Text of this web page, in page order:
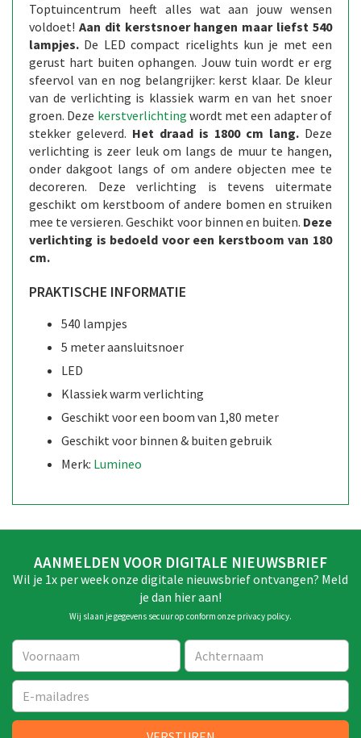
Toptuincentrum heeft alles wat aan jouw wensen
voldoet! Aan dit kerstsnoer hangen maar liefst 540
lampjes. De LED compact ricelights kun je met een
gerust hart buiten ophangen. Jouw tuin wordt er erg
sfeervol van en nog belangrijker: kerst klaar. De kleur
van de verlichting is klassiek warm en van het snoer
groen. Deze kerstverlichting wordt met een adapter of
stekker geleverd. Het draad is 1800 cm lang. Deze
verlichting is zeer leuk om langs de muur te hangen,
onder dakgoot langs of om andere objecten mee te
decoreren. Deze verlichting is tevens uitermate
geschikt om kerstboom of andere bomen en struiken
mee te versieren. Geschikt voor binnen en buiten. Deze
verlichting is bedoeld voor een kerstboom van 180
cm.
PRAKTISCHE INFORMATIE
540 lampjes
5 meter aansluitsnoer
LED
Klassiek warm verlichting
Geschikt voor een boom van 1,80 meter
Geschikt voor binnen & buiten gebruik
Merk: Lumineo
AANMELDEN VOOR DIGITALE NIEUWSBRIEF
Wil je 1x per week onze digitale nieuwsbrief ontvangen? Meld
je dan hier aan!
Wij slaan je gegevens secuur op conform onze privacy policy.